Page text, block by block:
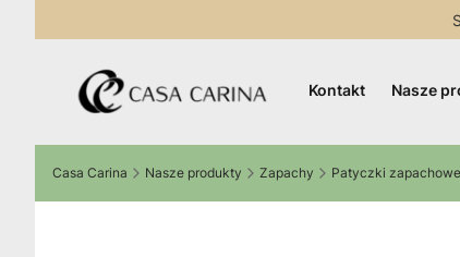
Kontakt Nasze
Casa Carina Nasze produkty Zapachy Patyczki zapachowe